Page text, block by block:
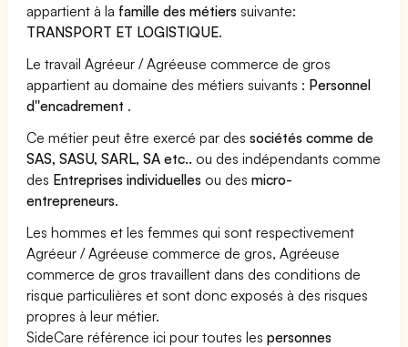
appartient à la famille des métiers suivante:
TRANSPORT ET LOGISTIQUE.
Le travail Agréeur / Agréeuse commerce de gros
appartient au domaine des métiers suivants : Personnel
d''encadrement .
Ce métier peut être exercé par dessociétés comme de
SAS, SASU, SARL, SA etc.. ou des indépendants comme
des Entreprises individuelles ou desmicro-
entrepreneurs.
Les hommes et les femmes qui sont respectivement
Agréeur / Agréeuse commerce de gros, Agréeuse
commerce de gros travaillent dans des conditions de
risque particulières et sont donc exposés à des risques
propres à leur métier.
SideCare référence ici pour toutes lespersonnes